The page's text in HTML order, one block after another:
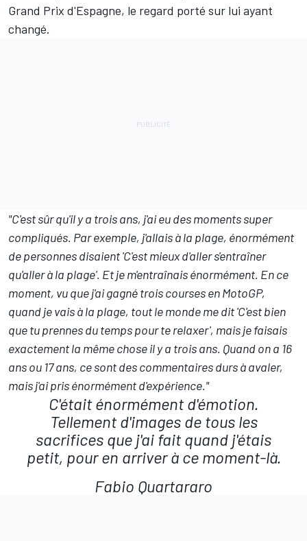
Grand Prix d'Espagne, le regard porté sur lui ayant
changé.
"C'est sûr qu'il y a trois ans, j'ai eu des moments super
compliqués. Par exemple, j'allais à la plage, énormément
de personnes disaient 'C'est mieux d'aller s'entraîner
qu'aller à la plage'. Et je m'entraînais énormément. En ce
moment, vu que j'ai gagné trois courses en MotoGP,
quand je vais à la plage, tout le monde me dit 'C'est bien
que tu prennes du temps pour te relaxer', mais je faisais
exactement la même chose il y a trois ans. Quand on a 16
ans ou 17 ans, ce sont des commentaires durs à avaler,
mais j'ai pris énormément d'expérience."
C'était énormément d'émotion.
Tellement d'images de tous les
sacrifices que j'ai fait quand j'étais
petit, pour en arriver à ce moment-là.
Fabio Quartararo